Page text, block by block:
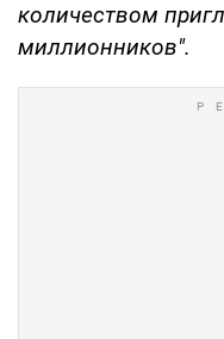
количеством
миллионников".